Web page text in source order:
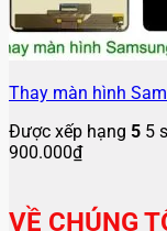
Thay màn hình
Được xếp hạng 5 5
900.000₫
VỀ CHÚNG